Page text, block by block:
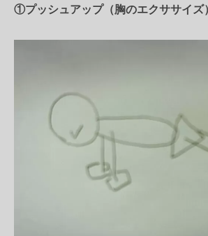
①プッシュアップ（胸のエクササイズ）